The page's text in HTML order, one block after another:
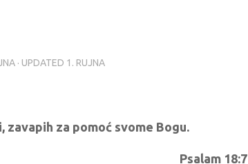
· UPDATED 1. RUJNA
za pomoć svome Bogu.
Psalam 18:7